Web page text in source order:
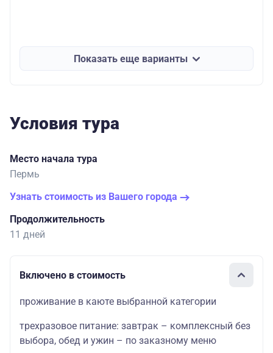
Показать еще варианты
Условия тура
Место начала тура
Пермь
Узнать стоимость из Вашего города
Продолжительность
11 дней
Включено в стоимость
проживание в каюте выбранной категории
трехразовое питание: завтрак – комплексный без
выбора, обед и ужин – по заказному меню